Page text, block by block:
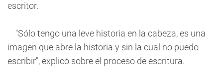
escritor.
"Sólo tengo una leve historia en la cabeza, es una
imagen que abre la historia y sin la cual no puedo
escribir", explicó sobre el proceso de escritura.